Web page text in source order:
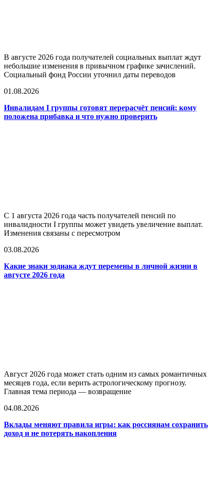
В августе 2026 года получателей социальных выплат ждут
небольшие изменения в привычном графике зачислений.
Социальный фонд России уточнил даты переводов
01.08.2026
Инвалидам I группы готовят перерасчёт пенсий: кому
положена прибавка и что нужно проверить
С 1 августа 2026 года часть получателей пенсий по
инвалидности I группы может увидеть увеличение выплат.
Изменения связаны с пересмотром
03.08.2026
Какие знаки зодиака ждут перемены в личной жизни в
августе 2026 года
Август 2026 года может стать одним из самых романтичных
месяцев года, если верить астрологическому прогнозу.
Главная тема периода — возвращение
04.08.2026
Вклады меняют правила игры: как россиянам сохранить
доход и не потерять накопления